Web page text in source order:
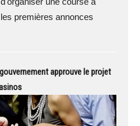
premières annonces
approuve le projet